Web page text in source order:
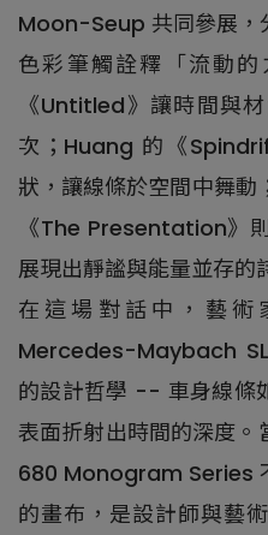
Moon-Seup 共同參展，
色彩筆觸詮釋「流動
《Untitled》讓時間與
次；Huang 的《
狀，讓線條於空間中舞
《The Presentation》
展現出靜謐與能量並存的
在這場對話中，藝術
Mercedes-Maybach
的設計哲學 -- 車身線條
表面折射出時間的深度。
680 Monogram Series
的畫布，是設計師與藝